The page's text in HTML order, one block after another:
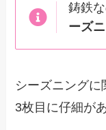
鋳鉄
ーズ
シーズニングに
3枚目に仔細が